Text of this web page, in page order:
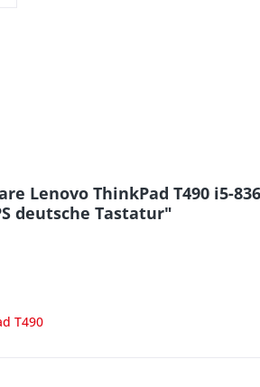
Lenovo ThinkPad T490 i5-
deutsche Tastatur"
T490